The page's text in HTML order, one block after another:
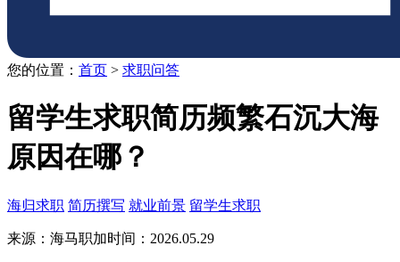
您的位置： 首页 > 求职问答
留学生求职简历频繁石沉大海
原因在哪？
海归求职 简历撰写 就业前景 留学生求职
来源：海马职加时间：2026.05.29